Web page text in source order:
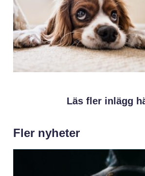
Läs fler inlägg
Fler nyheter